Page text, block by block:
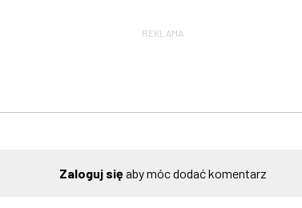
REKLAMA
Zaloguj sięaby móc dodać komentarz